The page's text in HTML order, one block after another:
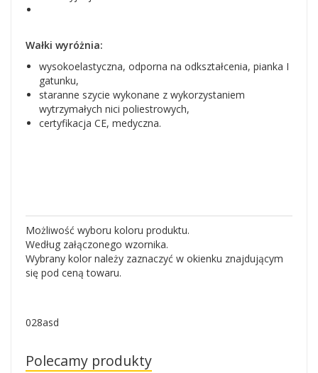
Wałki wyróżnia:
wysokoelastyczna, odporna na odkształcenia, pianka I
gatunku,
staranne szycie wykonane z wykorzystaniem
wytrzymałych nici poliestrowych,
certyfikacja CE, medyczna.
Możliwość wyboru koloru produktu.
Według załączonego wzornika.
Wybrany kolor należy zaznaczyć w okienku znajdującym
się pod ceną towaru.
028asd
Polecamy produkty